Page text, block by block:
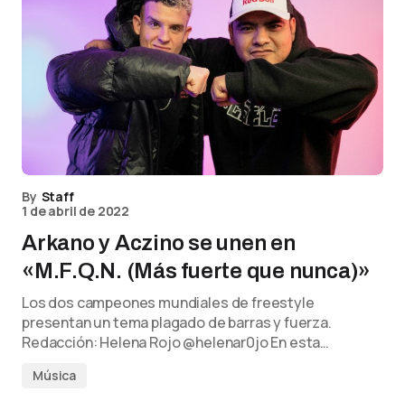
By Staff
1 de abril de 2022
Arkano y Aczino se unen en
«M.F.Q.N. (Más fuerte que nunca)»
Los dos campeones mundiales de freestyle
presentan un tema plagado de barras y fuerza.
Redacción: Helena Rojo @helenar0jo En esta…
Música